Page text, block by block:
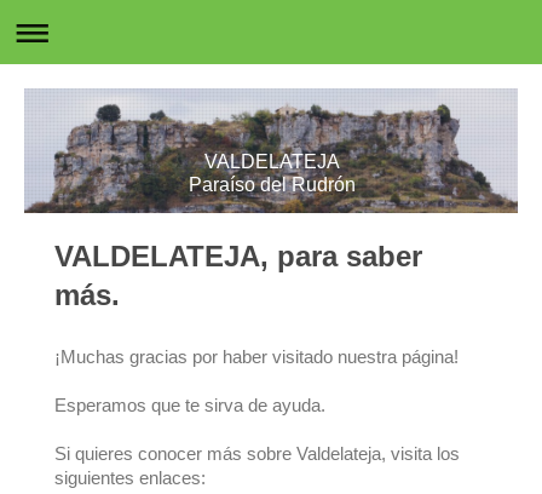
VALDELATEJA
Paraíso del Rudrón
VALDELATEJA, para saber
más.
¡Muchas gracias por haber visitado nuestra página!
Esperamos que te sirva de ayuda.
Si quieres conocer más sobre Valdelateja, visita los
siguientes enlaces: